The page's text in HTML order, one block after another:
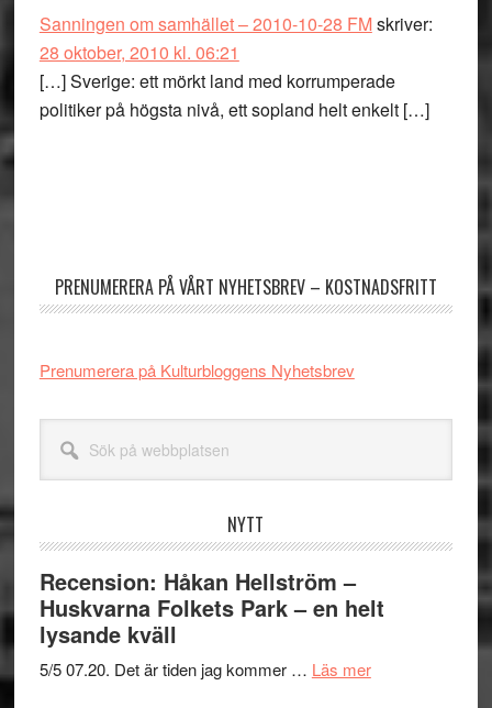
Sanningen om samhället – 2010-10-28 FMskriver:
28 oktober, 2010 kl. 06:21
[…] Sverige: ett mörkt land med korrumperade
politiker på högsta nivå, ett sopland helt enkelt […]
PRENUMERERA PÅ VÅRT NYHETSBREV – KOSTNADSFRITT
Prenumerera på Kulturbloggens Nyhetsbrev
webbplatsen
NYTT
Recension: Håkan Hellström –
Huskvarna Folkets Park – en helt
lysande kväll
5/5 07.20. Det är tiden jag kommer … Läs merom